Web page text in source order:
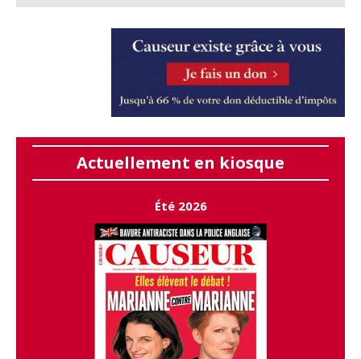
Actuellement en kiosque
Été 2026